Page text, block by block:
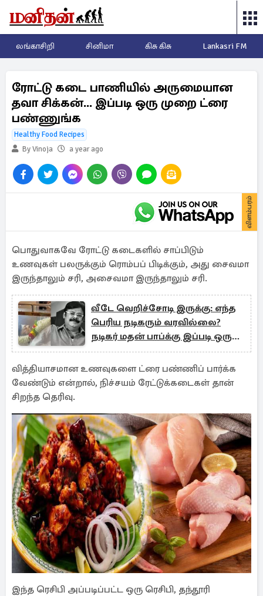
லங்காசிறி சினிமா கிசு கிசு Lankasri FM
ரோட்டு கடை பாணியில் அருமையான
தவா சிக்கன்... இப்படி ஒரு முறை ட்ரை
பண்ணுங்க
Healthy Food Recipes
By Vinoja
a year ago
விளம்பரம்
பொதுவாகவே ரோட்டு கடைகளில் சாப்பிடும்
உணவுகள் பலருக்கும் ரொம்பப் பிடிக்கும், அது சைவமா
இருந்தாலும் சரி, அசைவமா இருந்தாலும் சரி.
வீடே வெறிச்சோடி இருக்கு: எந்த
பெரிய நடிகரும் வரவில்லை?
நடிகர் மதன் பாப்க்கு இப்படி ஒரு
நிலையா?
வித்தியாசமான உணவுகளை ட்ரை பண்ணிப் பார்க்க
வேண்டும் என்றால், நிச்சயம் ரேட்டுக்கடைகள் தான்
சிறந்த தெரிவு.
இந்த ரெசிபி அப்படிப்பட்ட ஒரு ரெசிபி, தந்தூரி